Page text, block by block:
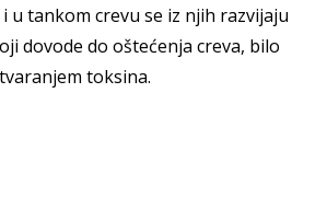
u tankom crevu se iz njih razvijaju
dovode do oštećenja creva, bilo
toksina.